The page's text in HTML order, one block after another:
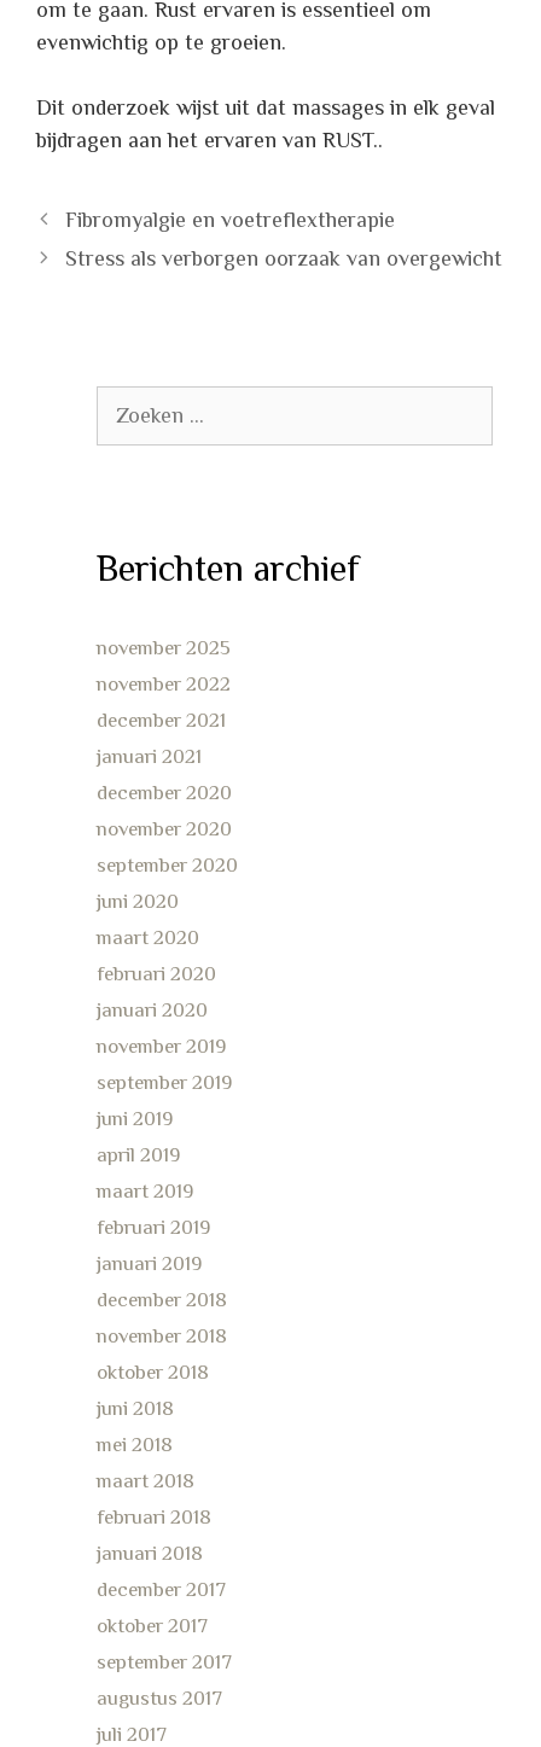
om te gaan. Rust ervaren is essentieel om
evenwichtig op te groeien.
Dit onderzoek wijst uit dat massages in elk geval
bijdragen aan het ervaren van RUST..
Fibromyalgie en voetreflextherapie
Stress als verborgen oorzaak van overgewicht
naar:
Berichten archief
november 2025
november 2022
december 2021
januari 2021
december 2020
november 2020
september 2020
juni 2020
maart 2020
februari 2020
januari 2020
november 2019
september 2019
juni 2019
april 2019
maart 2019
februari 2019
januari 2019
december 2018
november 2018
oktober 2018
juni 2018
mei 2018
maart 2018
februari 2018
januari 2018
december 2017
oktober 2017
september 2017
augustus 2017
juli 2017